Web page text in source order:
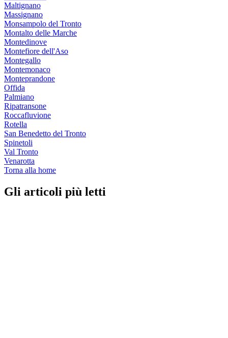
Maltignano
Massignano
Monsampolo del Tronto
Montalto delle Marche
Montedinove
Montefiore dell'Aso
Montegallo
Montemonaco
Monteprandone
Offida
Palmiano
Ripatransone
Roccafluvione
Rotella
San Benedetto del Tronto
Spinetoli
Val Tronto
Venarotta
Torna alla home
Gli articoli più letti